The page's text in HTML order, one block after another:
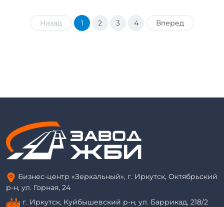
Назад 1 2 3 4 Вперед
Бизнес-центр «Зеркальный», г. Иркутск, Октябрьский
р-н, ул. Горная, 24
г. Иркутск, Куйбышевский р-н, ул. Баррикад, 218/2